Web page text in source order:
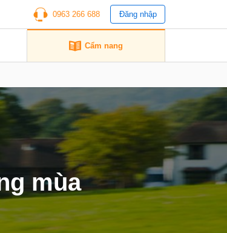
0963 266 688 Đăng nhập
Cẩm nang
mùa